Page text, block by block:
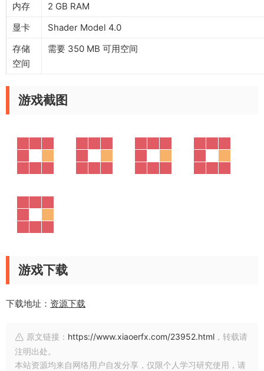
内存
2 GB RAM
显卡
Shader Model 4.0
存储
空间
需要 350 MB 可用空间
游戏截图
游戏下载
下载地址： 资源下载
原文链接： https://www.xiaoerfx.com/23952.html ，转载请
注明出处。
本站资源均来自网络用户自发分享，仅限个人学习研究使用，请